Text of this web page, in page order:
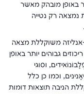
באופן מובהק מאשר
נמצאה רק נטייה
משוקללת מצאה
גבוהים יותר באופן
וסוגי
וכמו כן כלל
הניבה תוצאות דומות